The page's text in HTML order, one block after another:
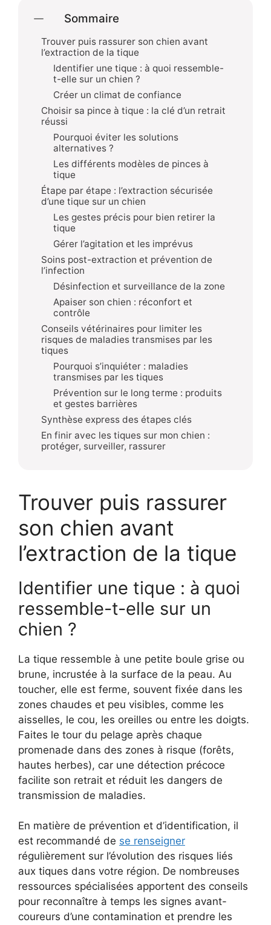
Sommaire
Trouver puis rassurer son chien avant
l’extraction de la tique
Identifier une tique : à quoi ressemble-
t-elle sur un chien ?
Créer un climat de confiance
Choisir sa pince à tique : la clé d’un retrait
réussi
Pourquoi éviter les solutions
alternatives ?
Les différents modèles de pinces à
tique
Étape par étape : l’extraction sécurisée
d’une tique sur un chien
Les gestes précis pour bien retirer la
tique
Gérer l’agitation et les imprévus
Soins post-extraction et prévention de
l’infection
Désinfection et surveillance de la zone
Apaiser son chien : réconfort et
contrôle
Conseils vétérinaires pour limiter les
risques de maladies transmises par les
tiques
Pourquoi s’inquiéter : maladies
transmises par les tiques
Prévention sur le long terme : produits
et gestes barrières
Synthèse express des étapes clés
En finir avec les tiques sur mon chien :
protéger, surveiller, rassurer
Trouver puis rassurer
son chien avant
l’extraction de la tique
Identifier une tique : à quoi
ressemble-t-elle sur un
chien ?
La tique ressemble à une petite boule grise ou
brune, incrustée à la surface de la peau. Au
toucher, elle est ferme, souvent fixée dans les
zones chaudes et peu visibles, comme les
aisselles, le cou, les oreilles ou entre les doigts.
Faites le tour du pelage après chaque
promenade dans des zones à risque (forêts,
hautes herbes), car une détection précoce
facilite son retrait et réduit les dangers de
transmission de maladies.
En matière de prévention et d’identification, il
est recommandé de se renseigner
régulièrement sur l’évolution des risques liés
aux tiques dans votre région. De nombreuses
ressources spécialisées apportent des conseils
pour reconnaître à temps les signes avant-
coureurs d’une contamination et prendre les